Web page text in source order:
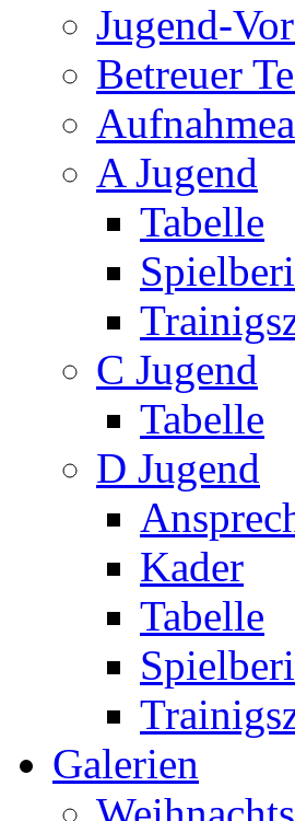
Jugend-
Betreuer
A Jugend
Tabelle
C Jugend
Tabelle
D Jugend
Kader
Tabelle
Galerien